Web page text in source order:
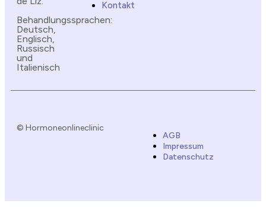
Behandlungssprachen:
Deutsch,
Englisch,
Russisch
und
Italienisch
Kontakt
© Hormoneonlineclinic
AGB
Impressum
Datenschutz